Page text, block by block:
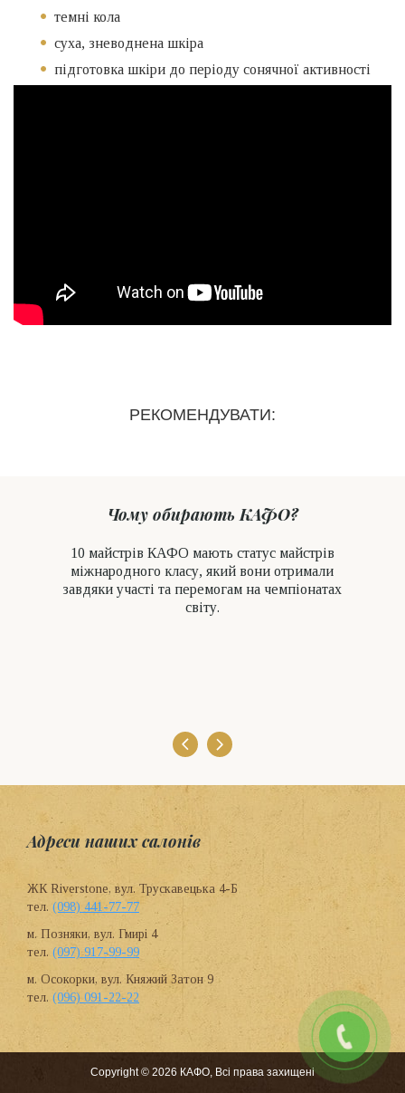
темні кола
суха, зневоднена шкіра
підготовка шкіри до періоду сонячної активності
РЕКОМЕНДУВАТИ:
Чому обирають КАФО?
10 майстрів КАФО мають cтатус майстрів
міжнародного класу, який вони отримали
завдяки участі та перемогам на чемпіонатах
світу.
Адреси наших салонів
ЖК Riverstone, вул. Трускавецька 4-Б
тел. (098) 441-77-77
м. Позняки, вул. Гмирі 4
тел. (097) 917-99-99
м. Осокорки, вул. Княжий Затон 9
тел. (096) 091-22-22
Copyright © 2026 КАФО, Всі права захищені